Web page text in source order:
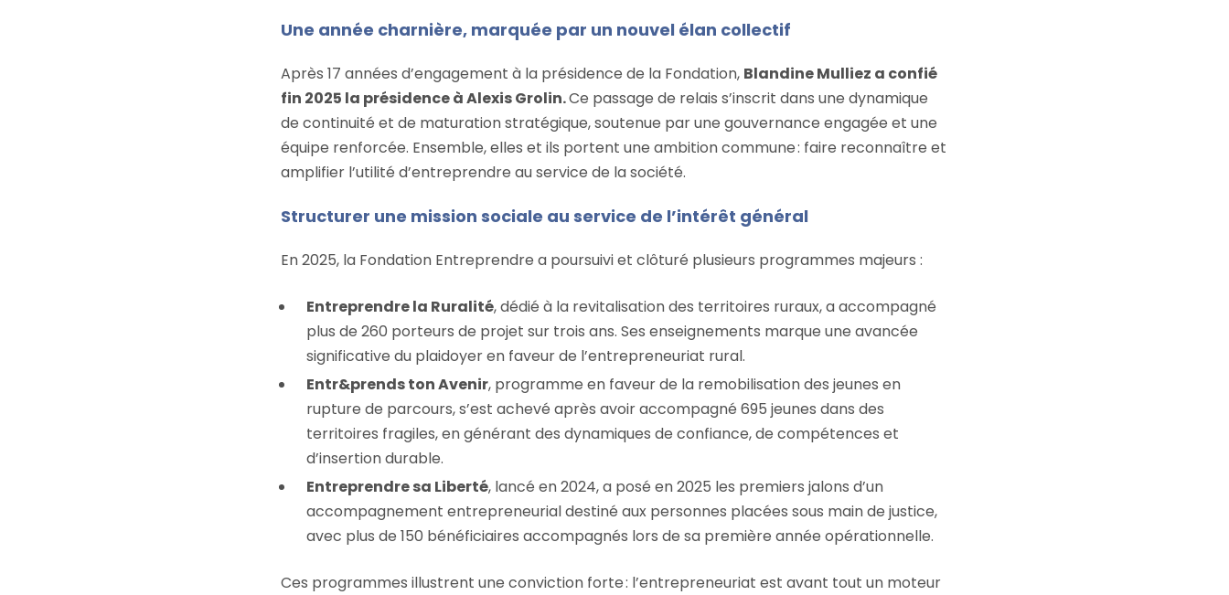
Une année charnière, marquée par un nouvel élan collectif
Après 17 années d’engagement à la présidence de la Fondation, Blandine Mulliez a confié
fin 2025 la présidence à Alexis Grolin.Ce passage de relais s’inscrit dans une dynamique
de continuité et de maturation stratégique, soutenue par une gouvernance engagée et une
équipe renforcée. Ensemble, elles et ils portent une ambition commune : faire reconnaître et
amplifier l’utilité d’entreprendre au service de la société.
Structurer une mission sociale au service de l’intérêt général
En 2025, la Fondation Entreprendre a poursuivi et clôturé plusieurs programmes majeurs :
Entreprendre la Ruralité, dédié à la revitalisation des territoires ruraux, a accompagné
plus de 260 porteurs de projet sur trois ans. Ses enseignements marque une avancée
significative du plaidoyer en faveur de l’entrepreneuriat rural.
Entr&prends ton Avenir, programme en faveur de la remobilisation des jeunes en
rupture de parcours, s’est achevé après avoir accompagné 695 jeunes dans des
territoires fragiles, en générant des dynamiques de confiance, de compétences et
d’insertion durable.
Entreprendre sa Liberté, lancé en 2024, a posé en 2025 les premiers jalons d’un
accompagnement entrepreneurial destiné aux personnes placées sous main de justice,
avec plus de 150 bénéficiaires accompagnés lors de sa première année opérationnelle.
Ces programmes illustrent une conviction forte : l’entrepreneuriat est avant tout un moteur